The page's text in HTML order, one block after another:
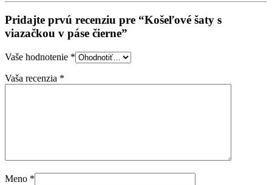
Pridajte prvú recenziu pre “Košeľové šaty s
viazačkou v páse čierne”
Vaše hodnotenie *
Vaša recenzia *
Meno *